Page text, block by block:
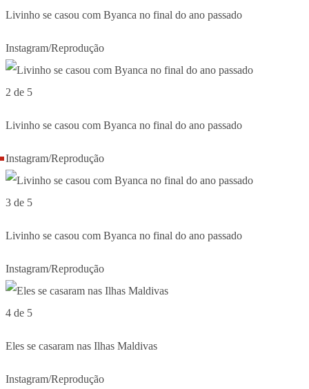
Livinho se casou com Byanca no final do ano passado
Instagram/Reprodução
2 de 5
Livinho se casou com Byanca no final do ano passado
Instagram/Reprodução
3 de 5
Livinho se casou com Byanca no final do ano passado
Instagram/Reprodução
4 de 5
Eles se casaram nas Ilhas Maldivas
Instagram/Reprodução